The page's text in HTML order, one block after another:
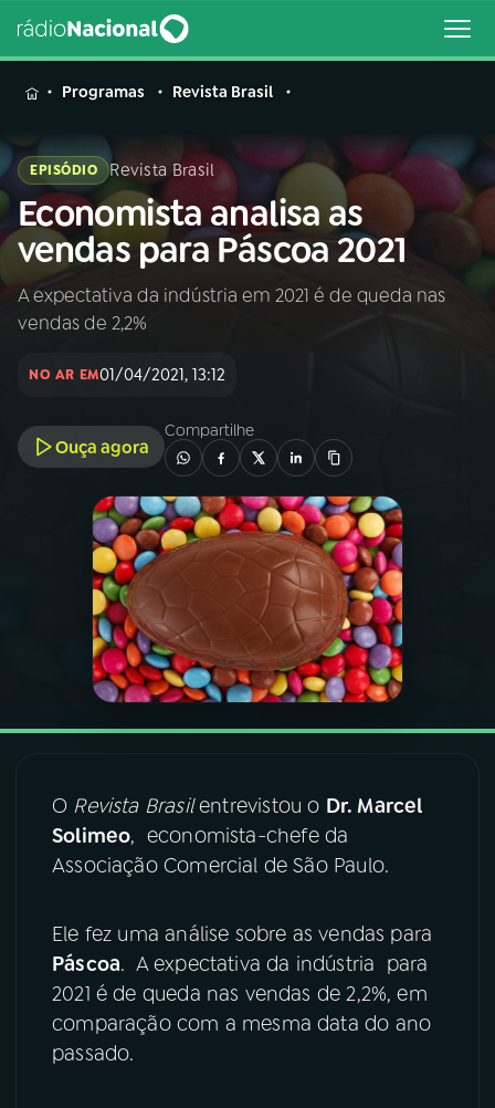
MENU
Buscar
na
Rádio
Nacional
Buscar
PROGRAMAÇÃO
PROGRAMAS
PODCASTS
07ÚLTIMAS
ACOMPANHE A RÁDIO NACIONAL
YouTube Facebook
Programas Revista Brasil
EPISÓDIO Revista Brasil
Economista analisa as
vendas para Páscoa 2021
A expectativa da indústria em 2021 é de queda nas
vendas de 2,2%
NO AR EM01/04/2021, 13:12
Ouça agora
Compartilhe
O Revista Brasilentrevistou o Dr. Marcel
Solimeo, economista-chefe da
Associação Comercial de São Paulo.
Ele fez uma análise sobre as vendas para
Páscoa. A expectativa da indústria para
2021 é de queda nas vendas de 2,2%, em
comparação com a mesma data do ano
passado.